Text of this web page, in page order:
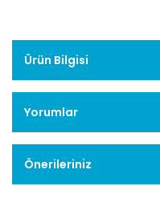
Ürün Bilgisi
Yorumlar
Önerileriniz